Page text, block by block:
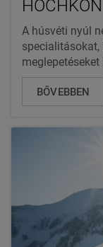
A húsvéti nyúl
BŐVEBBEN